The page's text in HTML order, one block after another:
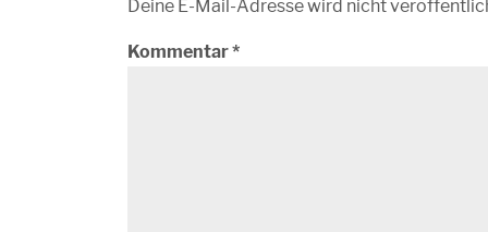
Deine E-Mail-Adresse wird nicht
Kommentar*